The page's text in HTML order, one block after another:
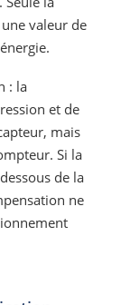
valeur de
: la
et de
mais
Si la
de la
ne